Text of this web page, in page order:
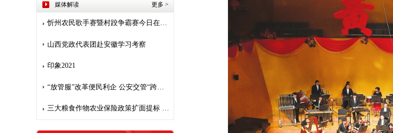
媒体解读 更多 >
忻州农民歌手赛暨村跤争霸赛今日在堡子山庄开赛
山西党政代表团赴安徽学习考察
印象2021
三大粮食作物农业保险政策扩面提标 保险护航 安心种粮